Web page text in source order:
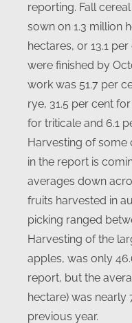
reporting. Fall
sown on 1.3 million
hectares, or 13.1
were finished by
work was 51.7 per
rye, 31.5 per cent
for triticale and 6.1
Harvesting of some
in the report is
averages down
fruits harvested in
picking ranged
Harvesting of the
apples, was only
report, but the
hectare) was nearly
previous year.